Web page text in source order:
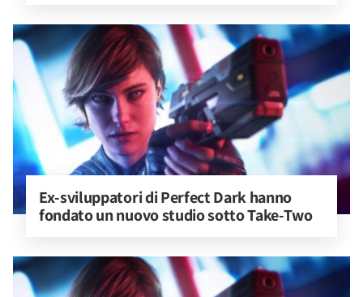
Ex-sviluppatori di Perfect Dark hanno
fondato un nuovo studio sotto Take-Two